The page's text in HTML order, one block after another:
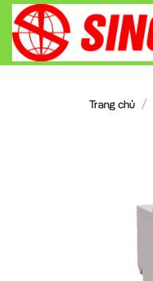
Chuyển
đến
nội
dung
Trang chủ /